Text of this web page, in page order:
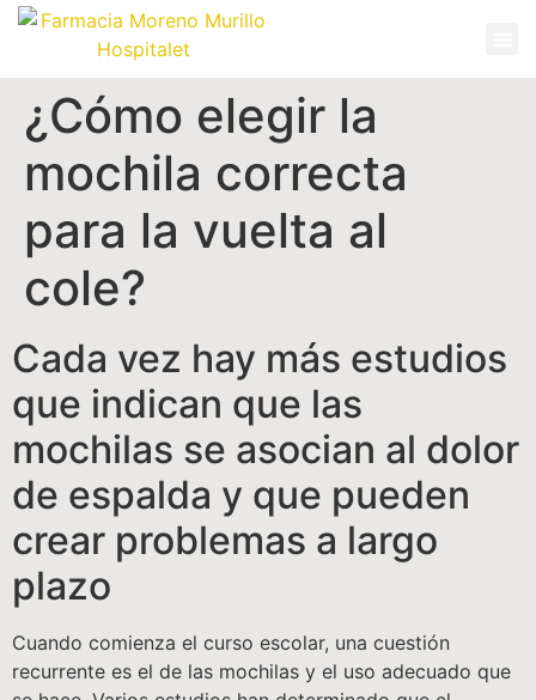
¿Cómo elegir la
mochila correcta
para la vuelta al
cole?
Cada vez hay más estudios
que indican que las
mochilas se asocian al dolor
de espalda y que pueden
crear problemas a largo
plazo
Cuando comienza el curso escolar, una cuestión
recurrente es el de las mochilas y el uso adecuado que